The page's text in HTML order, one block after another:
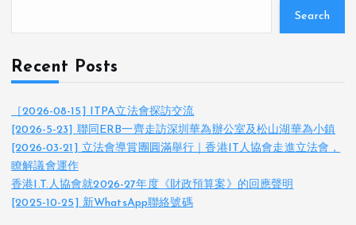
Search
Recent Posts
［2026-08-15] ITPA立法會探訪交流
[2026-5-23] 聯同ERB一齊走訪深圳華為辦公室及松山湖華為小鎮
[2026-03-21] 立法會導賞團圓滿舉行｜香港IT人協會走進立法會，
瞭解議會運作
香港I.T.人協會就2026-27年度《財政預算案》的回應聲明
[2025-10-25] 新WhatsApp聯絡號碼